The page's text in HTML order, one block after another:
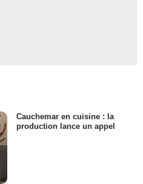
Cauchemar en cuisine : la
production lance un appel